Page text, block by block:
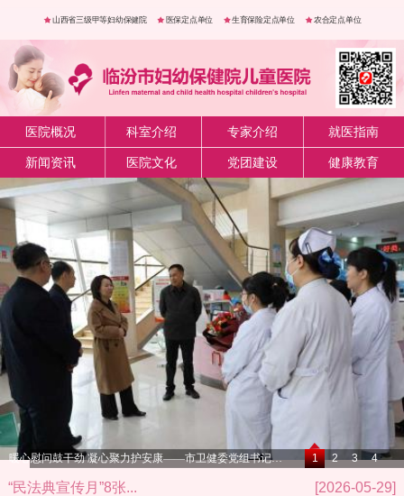
山西省三级甲等妇幼保健院 医保定点单位 生育保险定点单位 农合定点单位
医院概况 科室介绍 专家介绍 就医指南
新闻资讯 医院文化 党团建设 健康教育
暖心慰问鼓干劲 凝心聚力护安康——市卫健委党组书记、主任石莹莅临我院开展节前慰问 1 2 3 4
“民法典宣传月”8张... [2026-05-29]